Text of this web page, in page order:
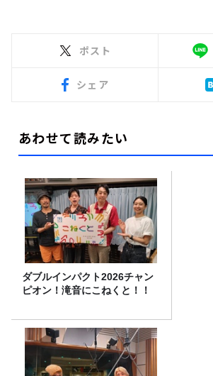
ポスト
シェア
あわせて読みたい
ダブルインパクト2026チャン
ピオン！滝音にこねくと！！